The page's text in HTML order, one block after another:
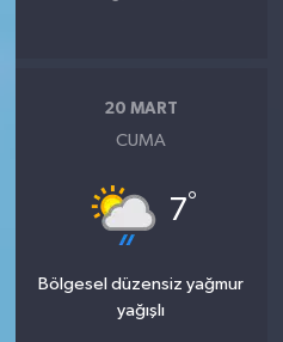
20 MART
CUMA
7°
Bölgesel düzensiz yağmur
yağışlı